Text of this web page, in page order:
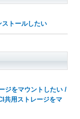
トールしたい
ジをマウントしたい /
共用ストレージをマ